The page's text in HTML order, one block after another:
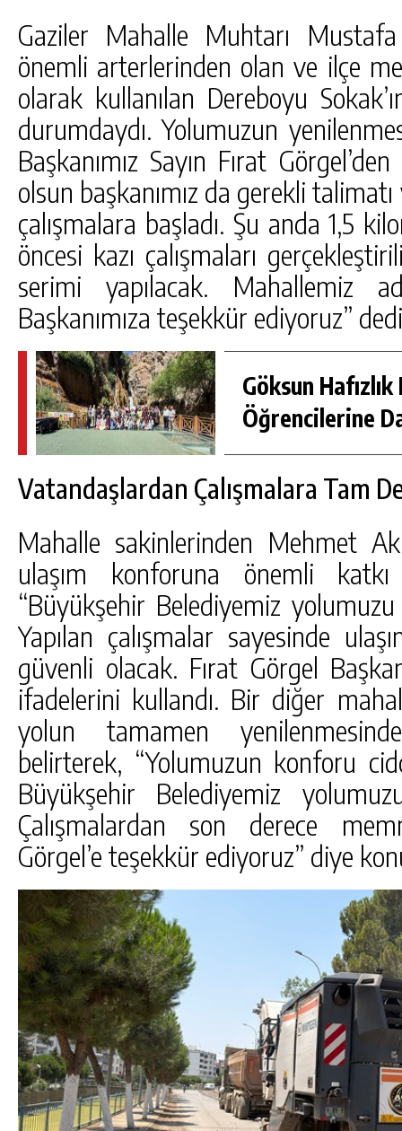
Gaziler Mahalle Muhtarı
önemli arterlerinden olan ve ilçe
olarak kullanılan Dereboyu
durumdaydı. Yolumuzun
Başkanımız Sayın Fırat
olsun başkanımız da gerekli
çalışmalara başladı. Şu anda 1,5
öncesi kazı çalışmaları
serimi yapılacak. Mahallemiz
Başkanımıza teşekkür ediyoruz”
Göksun Hafızlık
Öğrencilerine
Vatandaşlardan Çalışmalara Tam
Mahalle sakinlerinden Mehmet
ulaşım konforuna önemli katkı
“Büyükşehir Belediyemiz
Yapılan çalışmalar sayesinde
güvenli olacak. Fırat Görgel
ifadelerini kullandı. Bir diğer
yolun tamamen
belirterek, “Yolumuzun konforu
Büyükşehir Belediyemiz
Çalışmalardan son derece
Görgel’e teşekkür ediyoruz” diye